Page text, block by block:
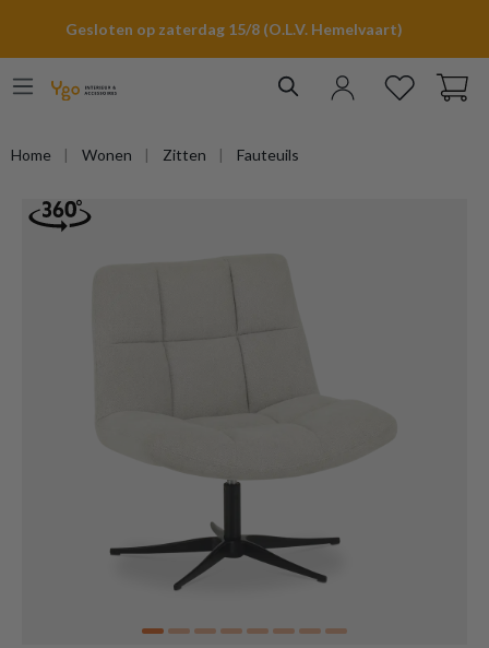
Gesloten op zaterdag 15/8 (O.L.V. Hemelvaart)
Home Wonen Zitten Fauteuils